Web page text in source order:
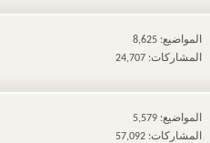
المنتدى
مشاهدة
المنتدى
المواضيع: 8,625
المشاركات: 24,707
مشاهدة
المواضيع: 5,579
المشاركات: 57,092